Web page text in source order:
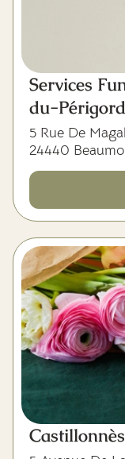
Services
du-Périgord
5 Rue De Magal
24440